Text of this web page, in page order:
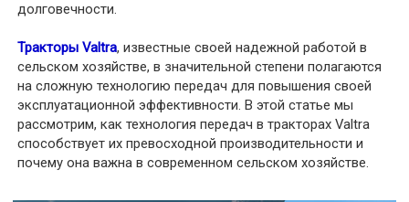
долговечности.
Тракторы Valtra, известные своей надежной работой в
сельском хозяйстве, в значительной степени полагаются
на сложную технологию передач для повышения своей
эксплуатационной эффективности. В этой статье мы
рассмотрим, как технология передач в тракторах Valtra
способствует их превосходной производительности и
почему она важна в современном сельском хозяйстве.